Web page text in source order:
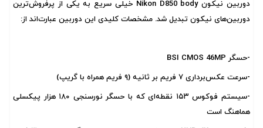
دوربین نیکون Nikon D850 body خیلی سریع به یکی از پرفروش‌ترین
دوربین‌های نیکون تبدیل شد. مشخصات کلیدی این دوربین عبارت‌اند از:
-حسگر BSI CMOS 46MP
-سرعت عکس‌برداری ۷ فریم بر ثانیه (۹ فریم همراه با گریپ)
-سیستم فوکوس ۱۵۳ نقطه‌ای که با حسگر نورسنجی ۱۸۰ هزار پیکسلی
هماهنگ است